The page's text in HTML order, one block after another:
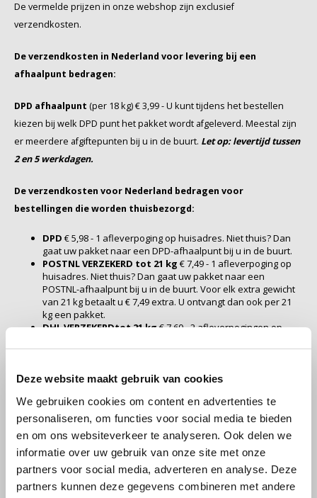
Deze website maakt gebruik van cookies
We gebruiken cookies om content en advertenties te
personaliseren, om functies voor social media te bieden
en om ons websiteverkeer te analyseren. Ook delen we
informatie over uw gebruik van onze site met onze
partners voor social media, adverteren en analyse. Deze
partners kunnen deze gegevens combineren met andere
Paranà Caffè
Pellini
SAS
Segafredo
Swisso Kaffee
De vermelde prijzen in onze webshop zijn exclusief
verzendkosten.
De verzendkosten in Nederland voor levering bij een
afhaalpunt bedragen:
DPD afhaalpunt (per 18 kg) € 3,99 - U kunt tijdens het bestellen
kiezen bij welk DPD punt het pakket wordt afgeleverd. Meestal zijn
er meerdere afgiftepunten bij u in de buurt. Let op: levertijd tussen
2 en 5 werkdagen.
De verzendkosten voor Nederland bedragen voor
bestellingen die worden thuisbezorgd:
DPD € 5,98 - 1 afleverpoging op huisadres. Niet thuis? Dan
gaat uw pakket naar een DPD-afhaalpunt bij u in de buurt.
POSTNL VERZEKERD tot 21 kg € 7,49 - 1 afleverpoging op
huisadres. Niet thuis? Dan gaat uw pakket naar een
POSTNL-afhaalpunt bij u in de buurt. Voor elk extra gewicht
van 21 kg betaalt u € 7,49 extra. U ontvangt dan ook per 21
kg een pakket.
DHL VERZEKERDtot 21 kg€ 7,60 - 2 afleverpogingen op
afhaalpunt bij u in de buurt. Voor elk extra gewicht van 21 kg
pakket.
thuis? Dan gaat uw pakket naar een UPS-afhaalpunt bij u in
de buurt
Het maximale gewicht per zending is 25 kg. Besteld u meer dan 25
kg, dan wordt het in meerdere dozen verpakt en verzonden. U
ontvangt dan ook meerdere Tracktracé links in uw mailbox. Voor de
Waddeneilanden geldt een apart tarief.